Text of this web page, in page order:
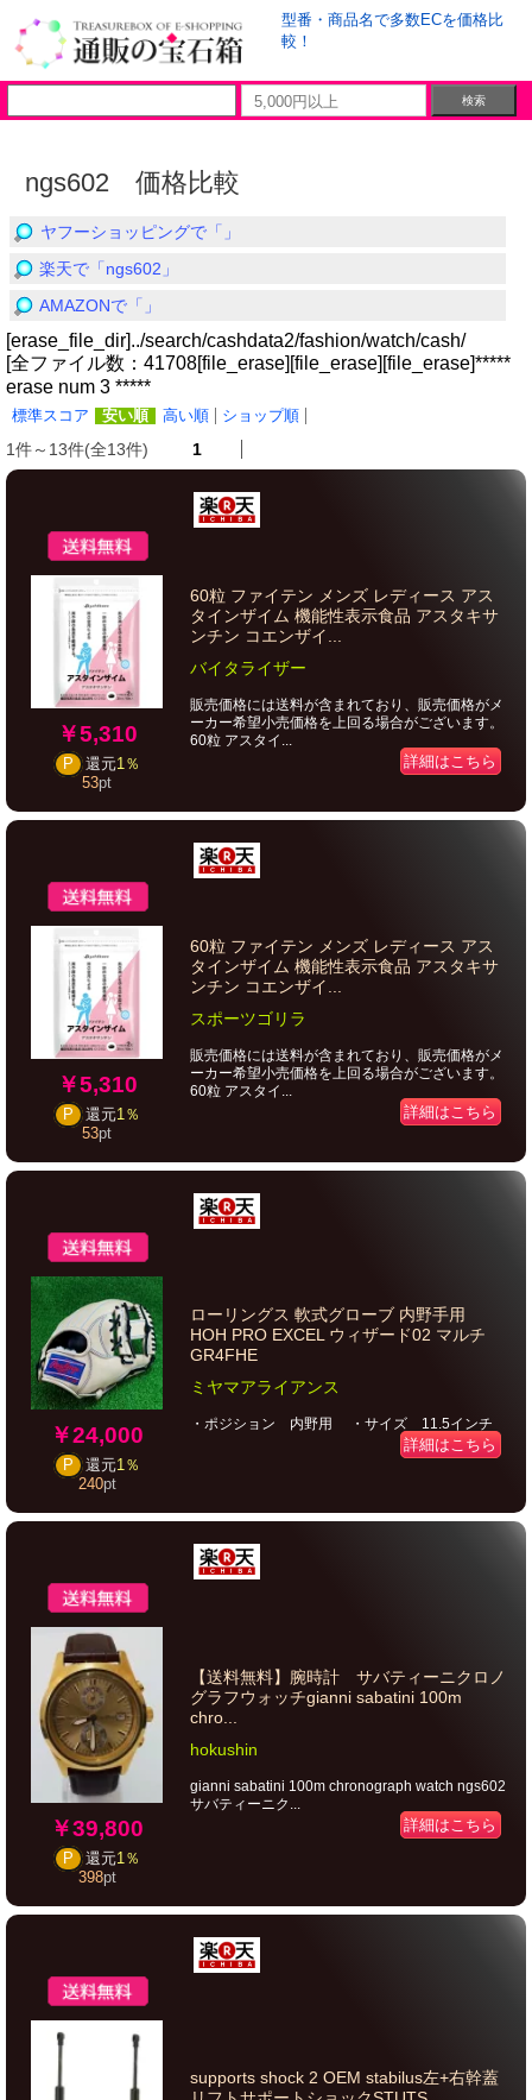
型番・商品名で多数ECを価格比
較！
ngs602 価格比較
ヤフーショッピングで「」
楽天で「ngs602」
AMAZONで「」
[erase_file_dir]../search/cashdata2/fashion/watch/cash/
[全ファイル数：41708[file_erase][file_erase][file_erase]*****
erase num 3 *****
標準スコア 安い順 高い順 ショップ順
1件～13件(全13件) 1
￥5,310
P 還元1％
53pt
60粒 ファイテン メンズ レディース アス
タインザイム 機能性表示食品 アスタキサ
ンチン コエンザイ...
バイタライザー
販売価格には送料が含まれており、販売価格がメ
ーカー希望小売価格を上回る場合がございます。
60粒 アスタイ...
詳細はこちら
￥5,310
P 還元1％
53pt
60粒 ファイテン メンズ レディース アス
タインザイム 機能性表示食品 アスタキサ
ンチン コエンザイ...
スポーツゴリラ
販売価格には送料が含まれており、販売価格がメ
ーカー希望小売価格を上回る場合がございます。
60粒 アスタイ...
詳細はこちら
￥24,000
P 還元1％
240pt
ローリングス 軟式グローブ 内野手用
HOH PRO EXCEL ウィザード02 マルチ
GR4FHE
ミヤマアライアンス
・ポジション 内野用 ・サイズ 11.5インチ
詳細はこちら
￥39,800
P 還元1％
398pt
【送料無料】腕時計 サバティーニクロノ
グラフウォッチgianni sabatini 100m
chro...
hokushin
gianni sabatini 100m chronograph watch ngs602
サバティーニク...
詳細はこちら
supports shock 2 OEM stabilus左+右幹蓋